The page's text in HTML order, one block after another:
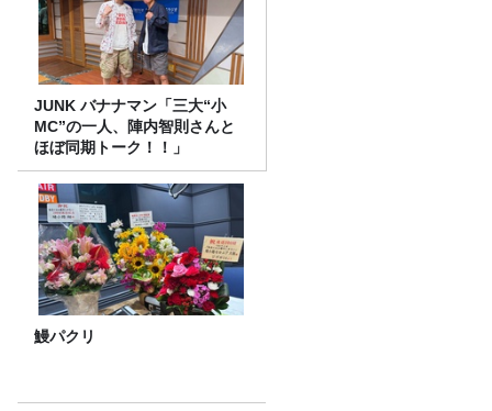
JUNK バナナマン「三大“小
MC”の一人、陣内智則さんと
ほぼ同期トーク！！」
鰻パクリ